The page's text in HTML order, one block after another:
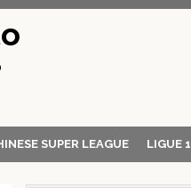
SUPER LEAGUE LIGUE 1